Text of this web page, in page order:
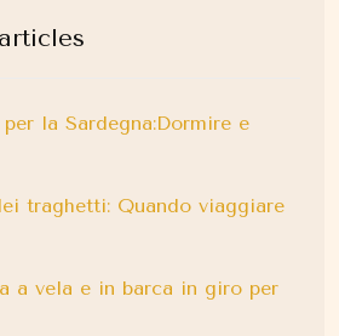
la Sardegna:Dormire e
traghetti: Quando viaggiare
a vela e in barca in giro per